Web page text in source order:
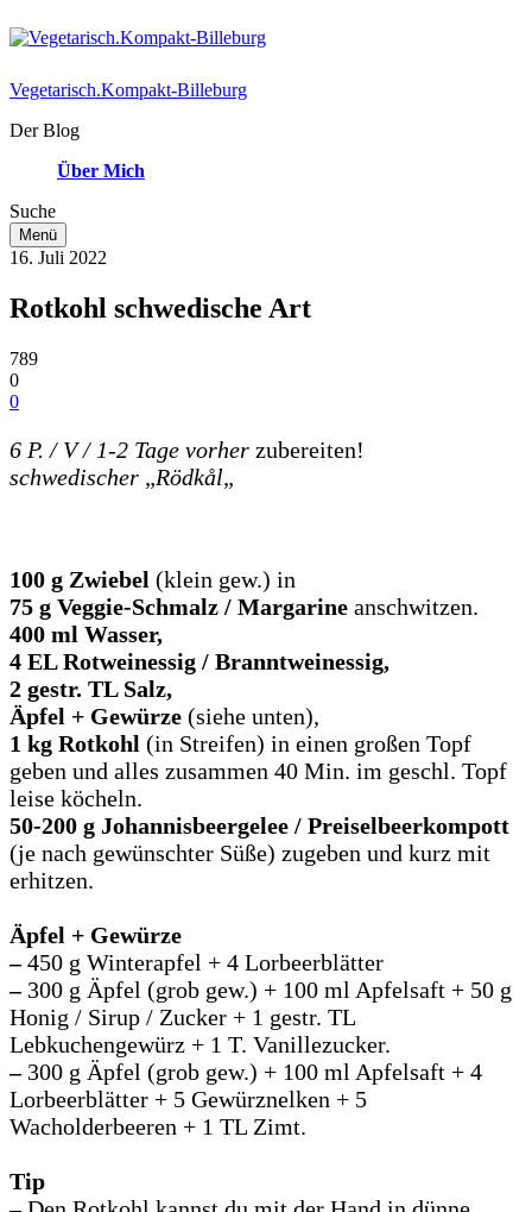
Vegetarisch.Kompakt-Billeburg
Der Blog
Über Mich
Suche
Menü
16. Juli 2022
Rotkohl schwedische Art
789
0
0
6 P. / V / 1-2 Tage vorher zubereiten!
schwedischer „Rödkål„
100 g Zwiebel (klein gew.) in
75 g Veggie-Schmalz / Margarine anschwitzen.
400 ml Wasser,
4 EL Rotweinessig / Branntweinessig,
2 gestr. TL Salz,
Äpfel + Gewürze (siehe unten),
1 kg Rotkohl (in Streifen) in einen großen Topf
geben und alles zusammen 40 Min. im geschl. Topf
leise köcheln.
50-200 g Johannisbeergelee / Preiselbeerkompott
(je nach gewünschter Süße) zugeben und kurz mit
erhitzen.
Äpfel + Gewürze
–450 g Winterapfel + 4 Lorbeerblätter
–300 g Äpfel (grob gew.) + 100 ml Apfelsaft + 50 g
Honig / Sirup / Zucker + 1 gestr. TL
Lebkuchengewürz + 1 T. Vanillezucker.
–300 g Äpfel (grob gew.) + 100 ml Apfelsaft + 4
Lorbeerblätter + 5 Gewürznelken + 5
Wacholderbeeren + 1 TL Zimt.
Tip